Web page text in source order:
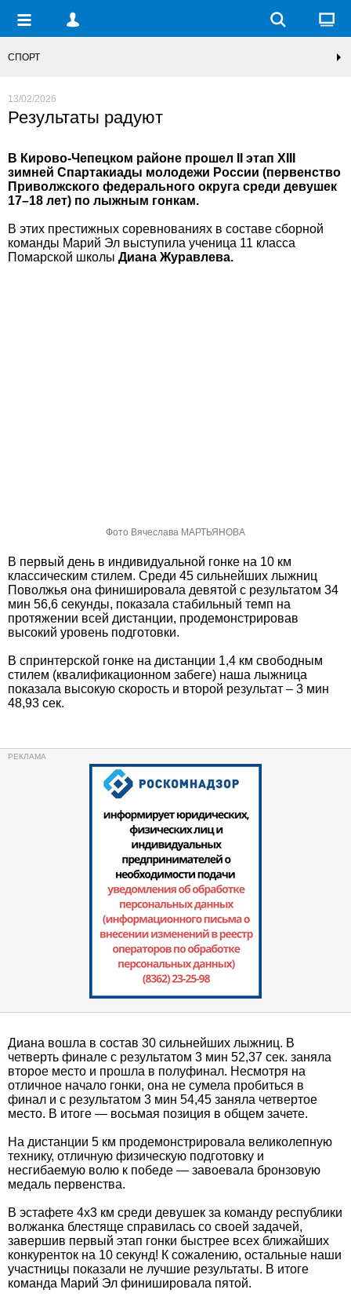
СПОРТ
13/02/2026
Результаты радуют
В Кирово-Чепецком районе прошел II этап XIII
зимней Спартакиады молодежи России (первенство
Приволжского федерального округа среди девушек
17–18 лет) по лыжным гонкам.
В этих престижных соревнованиях в составе сборной
команды Марий Эл выступила ученица 11 класса
Помарской школы Диана Журавлева.
Фото Вячеслава МАРТЬЯНОВА
В первый день в индивидуальной гонке на 10 км
классическим стилем. Cреди 45 сильнейших лыжниц
Поволжья она финишировала девятой с результатом 34
мин 56,6 секунды, показала стабильный темп на
протяжении всей дистанции, продемонстрировав
высокий уровень подготовки.
В спринтерской гонке на дистанции 1,4 км свободным
стилем (квалификационном забеге) наша лыжница
показала высокую скорость и второй результат – 3 мин
48,93 сек.
Диана вошла в состав 30 сильнейших лыжниц. В
четверть финале с результатом 3 мин 52,37 сек. заняла
второе место и прошла в полуфинал. Несмотря на
отличное начало гонки, она не сумела пробиться в
финал и с результатом 3 мин 54,45 заняла четвертое
место. В итоге — восьмая позиция в общем зачете.
На дистанции 5 км продемонстрировала великолепную
технику, отличную физическую подготовку и
несгибаемую волю к победе — завоевала бронзовую
медаль первенства.
В эстафете 4х3 км среди девушек за команду республики
волжанка блестяще справилась со своей задачей,
завершив первый этап гонки быстрее всех ближайших
конкуренток на 10 секунд! К сожалению, остальные наши
участницы показали не лучшие результаты. В итоге
команда Марий Эл финишировала пятой.